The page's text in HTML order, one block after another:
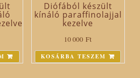
Diófából készült
kínáló paraffinolajjal
kezelve
10 000Ft
KOSÁRBA TESZEM